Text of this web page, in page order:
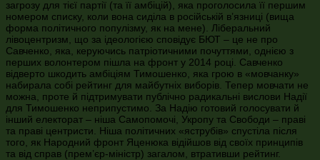
загрозу для тієї партії (та її амбіцій), яка проголосила її першим
номером списку, коли вона сиділа в російській в’язниці (вища
форма політичного популізму, як на мене). Ліберальний
лівоцентризм, що за ідеологією сповідує БЮТ – це не про
Савченко, яка, керуючись патріотичними почуттями, однією з
перших волонтером пішла на фронт у 2014 році. Савченко
відверто шкодить амбіціям Тимошенко, яка грою в «мовчанку»
набирала собі рейтинг для майбутніх виборів. Тепер мовчати не
можна, проте й підтримувати публічно радикальні вислови Надії
для Тимошенко неприпустимо. За Надію готовий голосувати й
інший електорат – ніша Самопомочі, Укропу та Свободи – праві
та праві центристи. Ніша політичних «яструбів» спустіла після
того, як Народний фронт Яценюка відійшов від своїх принципів
та від справ (прем’єр-міністр) загалом, втративши рейтинг.